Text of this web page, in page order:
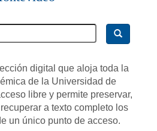
digital que aloja toda la
de la Universidad de
libre y permite preservar,
a texto completo los
un único punto de acceso.